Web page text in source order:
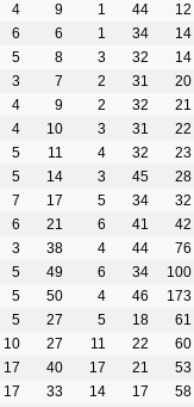
4 9 1 44 12
6 6 1 34 14
5 8 3 32 14
3 7 2 31 20
4 9 2 32 21
4 10 3 31 22
5 11 4 32 23
5 14 3 45 28
7 17 5 34 32
6 21 6 41 42
3 38 4 44 76
5 49 6 34 100
5 50 4 46 173
5 27 5 18 61
10 27 11 22 60
17 40 17 21 53
17 33 14 17 58